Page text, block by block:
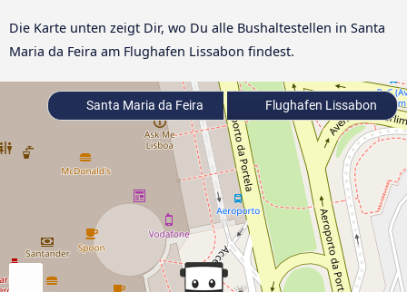
Die Karte unten zeigt Dir, wo Du alle Bushaltestellen in Santa
Maria da Feira am Flughafen Lissabon findest.
Santa Maria da Feira Flughafen Lissabon